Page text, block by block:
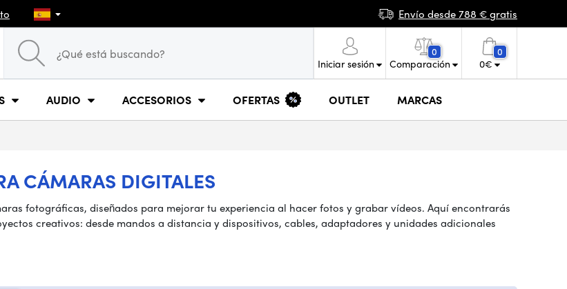
Envío desde 788 € gratis
Iniciar sesión
0
Comparación
0
0€
AUDIO ACCESORIOS OFERTAS OUTLET MARCAS
CÁMARAS DIGITALES
fotográficas, diseñados para mejorar tu experiencia al hacer fotos y grabar vídeos. Aquí encontrarás
creativos: desde mandos a distancia y dispositivos, cables, adaptadores y unidades adicionales